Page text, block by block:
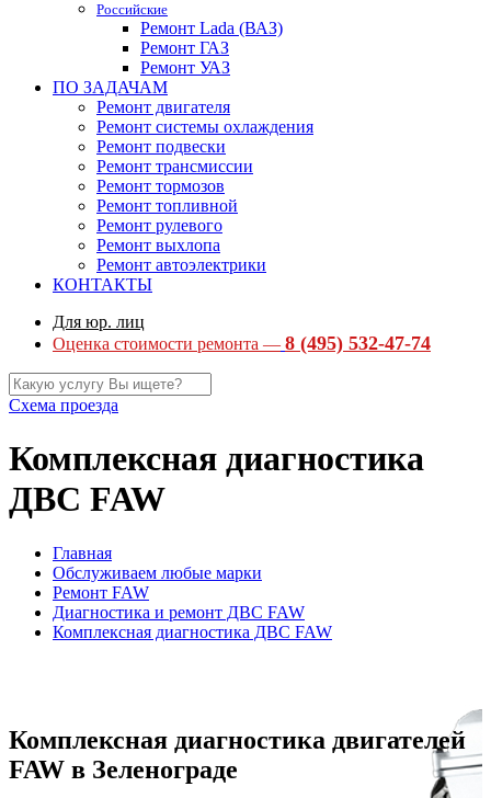
Российские
Ремонт Lada (ВАЗ)
Ремонт ГАЗ
Ремонт УАЗ
ПО ЗАДАЧАМ
Ремонт двигателя
Ремонт системы охлаждения
Ремонт подвески
Ремонт трансмиссии
Ремонт тормозов
Ремонт топливной
Ремонт рулевого
Ремонт выхлопа
Ремонт автоэлектрики
КОНТАКТЫ
Для юр. лиц
Оценка стоимости ремонта — 8 (495) 532-47-74
Схема проезда
Комплексная диагностика
ДВС FAW
Главная
Обслуживаем любые марки
Ремонт FAW
Диагностика и ремонт ДВС FAW
Комплексная диагностика ДВС FAW
Комплексная диагностика двигателей
FAW в Зеленограде